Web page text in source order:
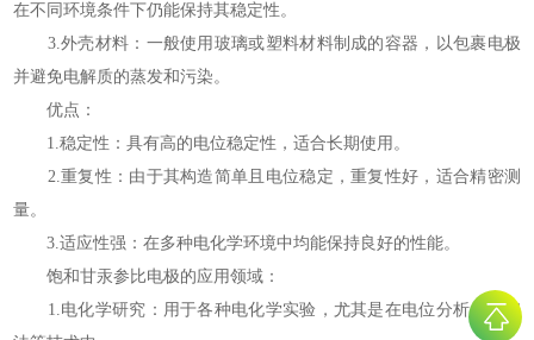
在不同环境条件下仍能保持其稳定性。
3.外壳材料：一般使用玻璃或塑料材料制成的容器，以包裹电极
并避免电解质的蒸发和污染。
优点：
1.稳定性：具有高的电位稳定性，适合长期使用。
2.重复性：由于其构造简单且电位稳定，重复性好，适合精密测
量。
3.适应性强：在多种电化学环境中均能保持良好的性能。
饱和甘汞参比电极的应用领域：
1.电化学研究：用于各种电化学实验，尤其是在电位分析、伏安